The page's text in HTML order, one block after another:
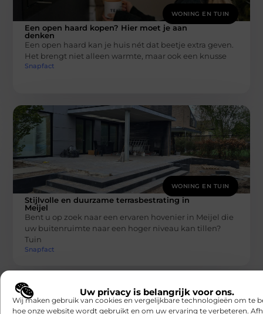
Uw privacy is belangrijk voor ons.
Wij maken gebruik van cookies en vergelijkbare technologieën om te
hoe onze website wordt gebruikt en om uw ervaring te verbeteren.
WONING EN TUIN
Een open haard kopen? Hier moet je aan
denken
Een open haard kan je huis nét dat beetje extra geven.
Het brengt niet alleen warmte, maar ook een knusse
Snapfact
WONING EN TUIN
Stijlvolle en duurzame terrasbestrating in
Meijel
Bent u op zoek naar een ervaren hovenier in Meijel die
uw buitenruimte naar een hoger niveau kan tillen?
Tuin
Snapfact